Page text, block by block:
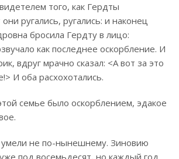
того, как Гердты
ругались, ругались: и наконец
бросила Гердту в лицо:
как последнее оскорбление. И
вдруг мрачно сказал: <А вот за это
И оба расхохотались.
семье было оскорблением, эдакое
не по-нынешнему. Зиновию